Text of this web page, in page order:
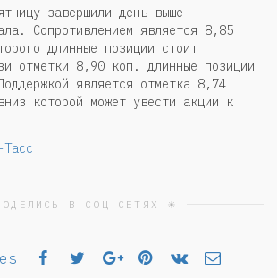
завершили день выше
Сопротивлением является 8,85
длинные позиции стоит
отметки 8,90 коп. длинные позиции
является отметка 8,74
которой может увести акции к
Тасс
В СОЦ СЕТЯХ ☀